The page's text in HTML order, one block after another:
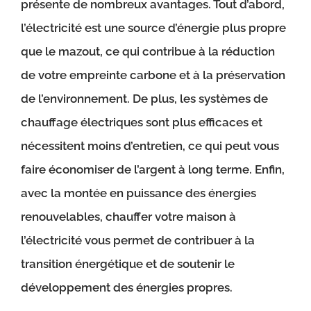
présente de nombreux avantages. Tout d’abord,
l’électricité est une source d’énergie plus propre
que le mazout, ce qui contribue à la réduction
de votre empreinte carbone et à la préservation
de l’environnement. De plus, les systèmes de
chauffage électriques sont plus efficaces et
nécessitent moins d’entretien, ce qui peut vous
faire économiser de l’argent à long terme. Enfin,
avec la montée en puissance des énergies
renouvelables, chauffer votre maison à
l’électricité vous permet de contribuer à la
transition énergétique et de soutenir le
développement des énergies propres.